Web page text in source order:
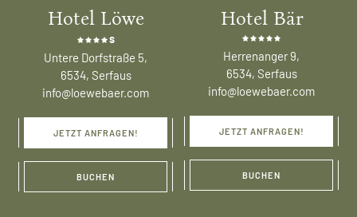
Hotel Löwe
s
Untere Dorfstraße 5,
6534, Serfaus
info@loewebaer.com
JETZT ANFRAGEN!
BUCHEN
Hotel Bär
Herrenanger 9,
6534, Serfaus
info@loewebaer.com
JETZT ANFRAGEN!
BUCHEN